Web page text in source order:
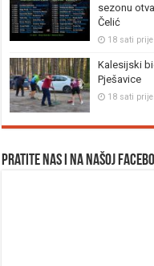
sezonu
Čelić
18 sati prije
Kalesijski
Pješavice
18 sati prije
Pratite nas i na našoj